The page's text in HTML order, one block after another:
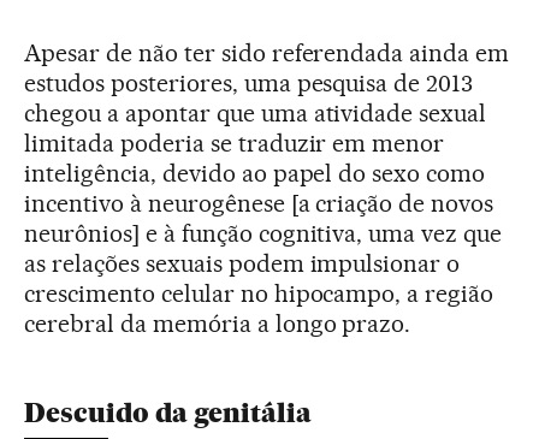
Apesar de não ter sido referendada ainda em
estudos posteriores, uma pesquisa de 2013
chegou a apontar que uma atividade sexual
limitada poderia se traduzir em menor
inteligência, devido ao papel do sexo como
incentivo à neurogênese [a criação de novos
neurônios] e à função cognitiva, uma vez que
as relações sexuais podem impulsionar o
crescimento celular no hipocampo, a região
cerebral da memória a longo prazo.
Descuido da genitália